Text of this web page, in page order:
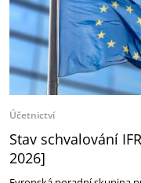
Účetnictví
Stav schvalování
2026]